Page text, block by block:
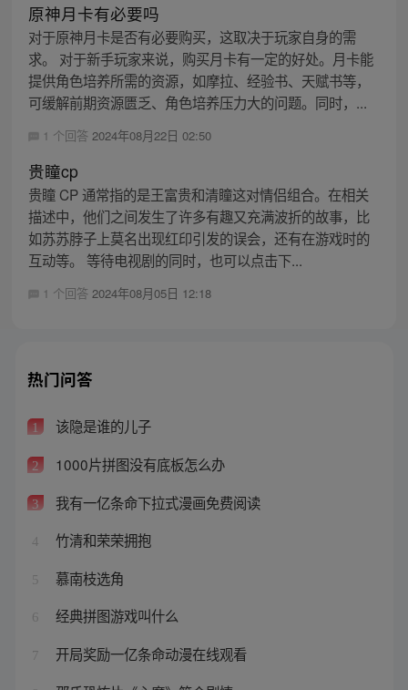
原神月卡有必要吗
对于原神月卡是否有必要购买，这取决于玩家自身的需
求。 对于新手玩家来说，购买月卡有一定的好处。月卡能
提供角色培养所需的资源，如摩拉、经验书、天赋书等，
可缓解前期资源匮乏、角色培养压力大的问题。同时，...
1 个回答 2024年08月22日 02:50
贵瞳cp
贵瞳 CP 通常指的是王富贵和清瞳这对情侣组合。在相关
描述中，他们之间发生了许多有趣又充满波折的故事，比
如苏苏脖子上莫名出现红印引发的误会，还有在游戏时的
互动等。 等待电视剧的同时，也可以点击下...
1 个回答 2024年08月05日 12:18
热门问答
1 该隐是谁的儿子
2 1000片拼图没有底板怎么办
3 我有一亿条命下拉式漫画免费阅读
4 竹清和荣荣拥抱
5 慕南枝选角
6 经典拼图游戏叫什么
7 开局奖励一亿条命动漫在线观看